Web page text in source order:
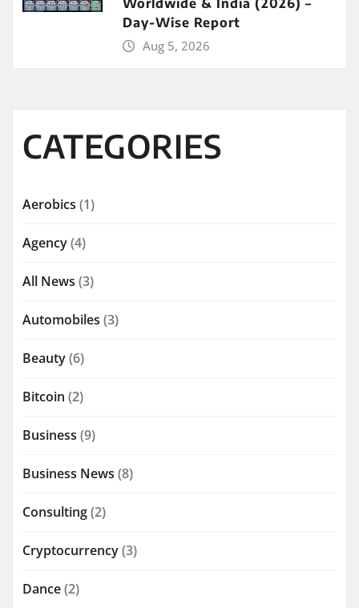
Day-Wise Report
Aug 5, 2026
CATEGORIES
Aerobics (1)
Agency(4)
All News (3)
Automobiles (3)
Beauty(6)
Bitcoin (2)
Business (9)
Business News (8)
Consulting(2)
Cryptocurrency(3)
Dance(2)